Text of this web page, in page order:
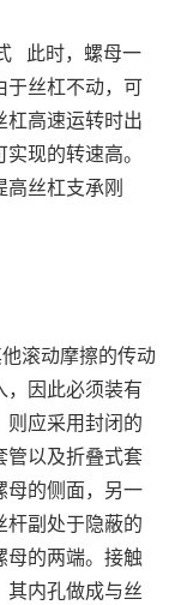
此时，螺母一
于丝杠不动，可
高速运转时出
现的转速高。
高丝杠支承刚
滚动摩擦的传动
因此必须装有
则应采用封闭的
管以及折叠式套
母的侧面，另一
副处于隐蔽的
的两端。接触
内孔做成与丝